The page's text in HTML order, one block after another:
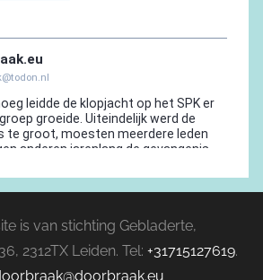
is van stichting Gebladerte,
2312TX Leiden. Tel: +31715127619.